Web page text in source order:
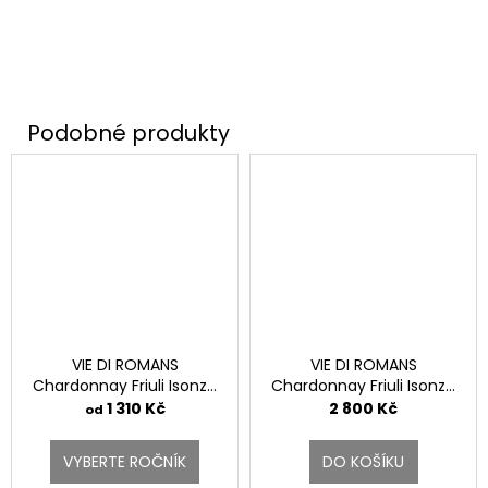
VIE DI ROMANS
Chardonnay Friuli Isonzo
DOC.
od 1 310 Kč
VYBERTE ROČNÍK
VIE DI ROMANS
Chardonnay Friuli Isonzo
DOC Magnum
2 800 Kč
DO KOŠÍKU